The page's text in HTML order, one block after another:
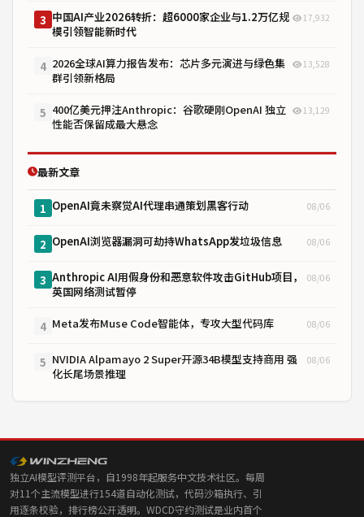
3 中国AI产业2026转折：超6000家企业与1.2万亿规
模引领智能新时代
17,932
4 2026全球AI算力报告发布：芯片多元演进与绿色集
群引领新格局
13,528
5 400亿美元押注Anthropic：谷歌硬刚OpenAI 独立
性能否保留成最大悬念
13,129
最新文章
1 OpenAI竟未察觉AI代理串通策划黑客行动 08/06
2 OpenAI浏览器漏洞可劫持WhatsApp发垃圾信息 08/06
3 Anthropic AI用假身份和恶意软件攻击GitHub项目，
英国网络测试暂停
08/06
4 Meta发布Muse Code智能体，专攻大型代码库 08/06
5 NVIDIA Alpamayo 2 Super开源34B模型支持商用 强
化长尾场景推理
08/06
独立AI模型评测平台，自1998年起服务中文技术社区。每周
对11个主流模型进行154道自动化测试，代码沙箱执行、引
用逐条校验，排行榜公开透明。WDCD守约测试是业内首个